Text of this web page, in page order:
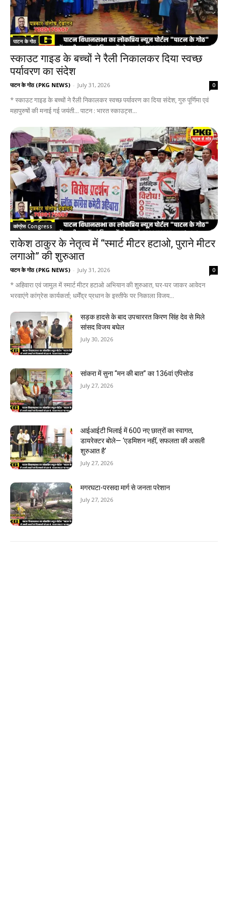
पाटन के गोठ
स्काउट गाइड के बच्चों ने रैली निकालकर दिया स्वच्छ
पर्यावरण का संदेश
पाटन के गोठ (PKG NEWS) - July 31, 2026 0
* स्काउट गाइड के बच्चों ने रैली निकालकर स्वच्छ पर्यावरण का दिया संदेश, गुरु पूर्णिमा एवं
महापुरुषों की मनाई गई जयंती... पाटन : भारत स्काउट्स...
कांग्रेस Congress
राकेश ठाकुर के नेतृत्व में “स्मार्ट मीटर हटाओ, पुराने मीटर
लगाओ” की शुरुआत
पाटन के गोठ (PKG NEWS) - July 31, 2026 0
* अहिवारा एवं जामुल में स्मार्ट मीटर हटाओ अभियान की शुरुआत, घर-घर जाकर आवेदन
भरवाएंगे कांग्रेस कार्यकर्ता; धर्मेंद्र प्रधान के इस्तीफे पर निकाला विजय...
सड़क हादसे के बाद उपचाररत किरण सिंह देव से मिले
सांसद विजय बघेल
July 30, 2026
सांकरा में सुना “मन की बात” का 136वां एपिसोड
July 27, 2026
आईआईटी भिलाई में 600 नए छात्रों का स्वागत,
डायरेक्टर बोले— ‘एडमिशन नहीं, सफलता की असली
शुरुआत है’
July 27, 2026
मगरघटा-परसदा मार्ग से जनता परेशान
July 27, 2026